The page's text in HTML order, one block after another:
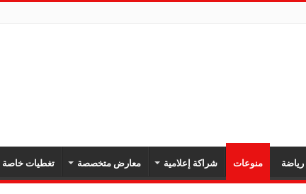
رياضة منوعات شراكة إعلامية معارض متخصصة تغطيات خاصة